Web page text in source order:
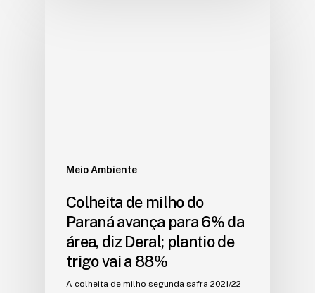
Meio Ambiente
Colheita de milho do
Paraná avança para 6% da
área, diz Deral; plantio de
trigo vai a 88%
A colheita de milho segunda safra 2021/22